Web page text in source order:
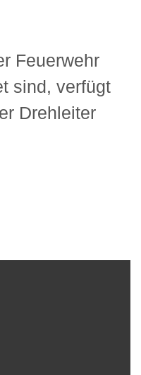
Feuerwehr
sind, verfügt
Drehleiter